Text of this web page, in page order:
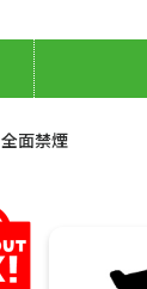
全面禁煙